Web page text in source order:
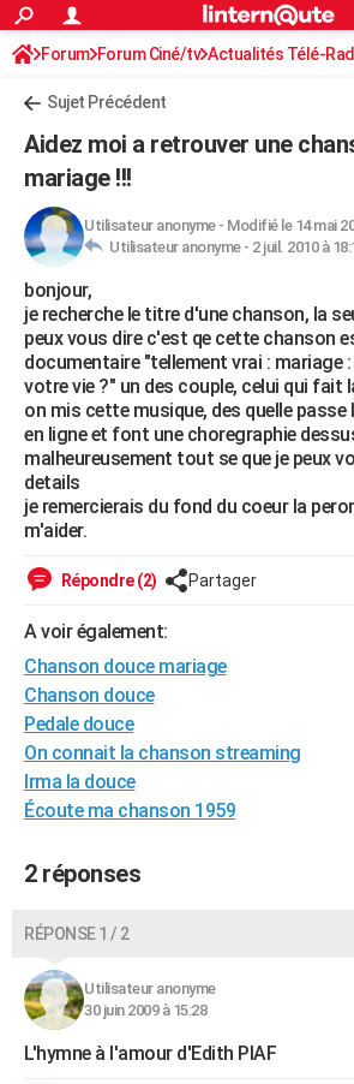
ACTUALITÉS
Politique
Société
Faits Divers
Education
Monde
Villes
+
Programme TV
Streaming
Sorties cinéma
Musique
FINANCE
Retraite
Impôts
Epargne
Immobilier
Risques naturels par ville
Banque
Assurance
Crédit
AUTO
Essais
Réserver un essai
Citadines
Berlines
SUV
Forum auto
HIGH-TECH
Mobiles
Meilleur smartphone
Internet
Ordinateurs
Jeux vidéo
Guide high-tech
+
BRICOLAGE
Forum
Aménagement intérieur
Extérieur
Cuisine
Salle de bains
Jardinage
Rangement
WEEK-END
Guides de France
Escapades
Patrimoine
Expositions
Musées
Week-end nature
+LIFESTYLE
Art de vivre
Bien-être
Loisirs
Mode
Modes de vie
SANTE
Alimentation
Guide de la santé
Maladies
Médicaments
Sommeil
VOYAGE
PHOTO
BONS PLANS
CARTE DE VOEUX
Carte de Noël
Carte Bonne année
Carte Saint-Valentin
Carte Pâques
Carte d'anniversaire
DICTIONNAIRE
Dictionnaire
Biographies
Citations
Expressions
Proverbes
PROGRAMME TV
Bricolage
Lifestyle
Culture
Sport
Auto
Television
Voyage
Cinema
S'inscrire
Connexion
Forum Forum Ciné/tv Actualités Télé-
Sujet Précédent
Aidez moi a retrouver une
mariage !!!
Utilisateur anonyme- Modifié le 14 mai
Utilisateur anonyme - 2 juil. 2010 à
bonjour,
je recherche le titre d'une chanson, la
peux vous dire c'est qe cette chanson
documentaire "tellement vrai : mariage
votre vie ?" un des couple, celui qui fait
on mis cette musique, des quelle
en ligne et font une choregraphie
malheureusement tout se que je peux
details
je remercierais du fond du coeur la
m'aider.
Répondre (2) Partager
A voir également:
Chanson douce mariage
Chanson douce
Pedale douce
On connait la chanson streaming
Irma la douce
Écoute ma chanson 1959
2 réponses
RÉPONSE 1 / 2
Utilisateur anonyme
30 juin 2009 à 15:28
L'hymne à l'amour d'Edith PIAF